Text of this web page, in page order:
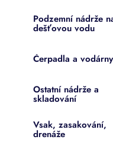
Podzemní nádrže
dešťovou vodu
Čerpadla a vodárny
Ostatní nádrže a
skladování
Vsak, zasakování,
drenáže